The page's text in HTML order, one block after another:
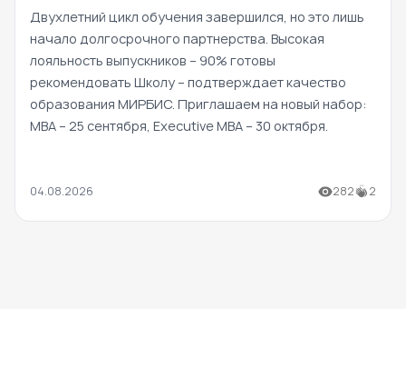
Двухлетний цикл обучения завершился, но это лишь
начало долгосрочного партнерства. Высокая
лояльность выпускников – 90% готовы
рекомендовать Школу – подтверждает качество
образования МИРБИС. Приглашаем на новый набор:
MBA – 25 сентября, Executive MBA – 30 октября.
04.08.2026 282 2